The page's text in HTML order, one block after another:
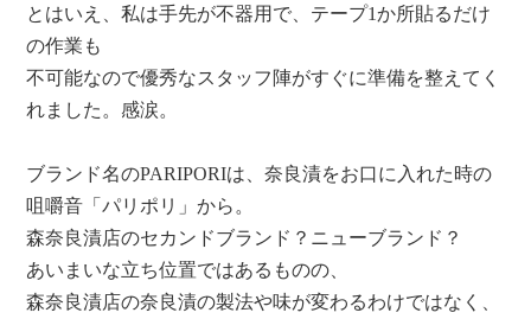
とはいえ、私は手先が不器用で、テープ1か所貼るだけ
の作業も
不可能なので優秀なスタッフ陣がすぐに準備を整えてく
れました。感涙。
ブランド名のPARIPORIは、奈良漬をお口に入れた時の
咀嚼音「パリポリ」から。
森奈良漬店のセカンドブランド？ニューブランド？
あいまいな立ち位置ではあるものの、
森奈良漬店の奈良漬の製法や味が変わるわけではなく、